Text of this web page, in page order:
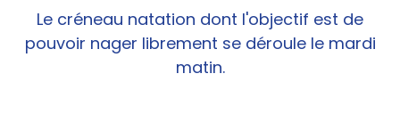
Le créneau natation dont l'objectif est de
pouvoir nager librement se déroule le mardi
matin.